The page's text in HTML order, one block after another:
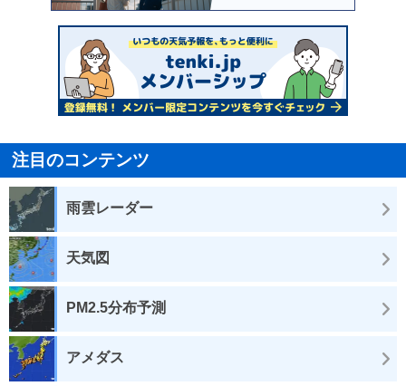
注目のコンテンツ
雨雲レーダー
天気図
PM2.5分布予測
アメダス